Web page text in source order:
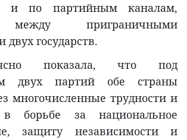
и по партийным каналам,
между приграничными
государств.
показала, что под
двух партий обе страны
многочисленные трудности и
борьбе за национальное
защиту независимости и